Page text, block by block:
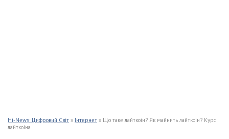
Hi-News: Цифровий Світ » Інтернет » Що таке лайткоін? Як майнить лайткоін? Курс
лайткоіна